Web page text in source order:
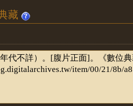
藏